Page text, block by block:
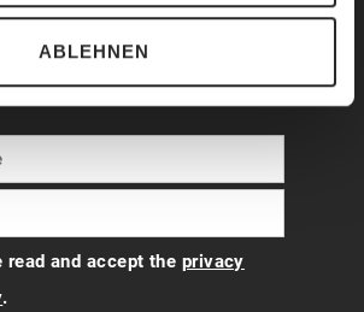
ABLEHNEN
offers, events, tips and
read and accept the privacy
.